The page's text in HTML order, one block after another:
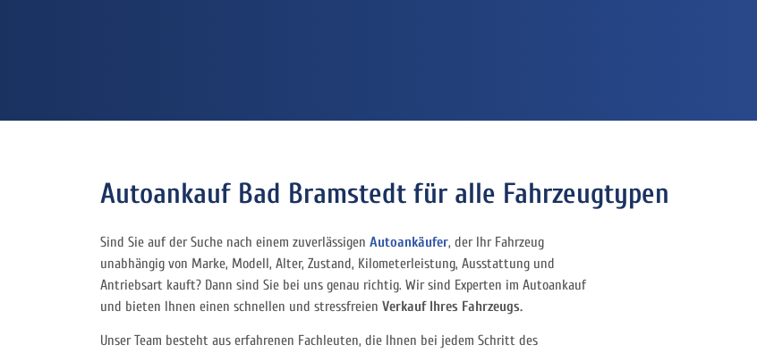
Autoankauf Bad Bramstedt für alle Fahrzeugtypen
Sind Sie auf der Suche nach einem zuverlässigen Autoankäufer, der Ihr Fahrzeug
unabhängig von Marke, Modell, Alter, Zustand, Kilometerleistung, Ausstattung und
Antriebsart kauft? Dann sind Sie bei uns genau richtig. Wir sind Experten im Autoankauf
und bieten Ihnen einen schnellen und stressfreien Verkauf Ihres Fahrzeugs.
Unser Team besteht aus erfahrenen Fachleuten, die Ihnen bei jedem Schritt des